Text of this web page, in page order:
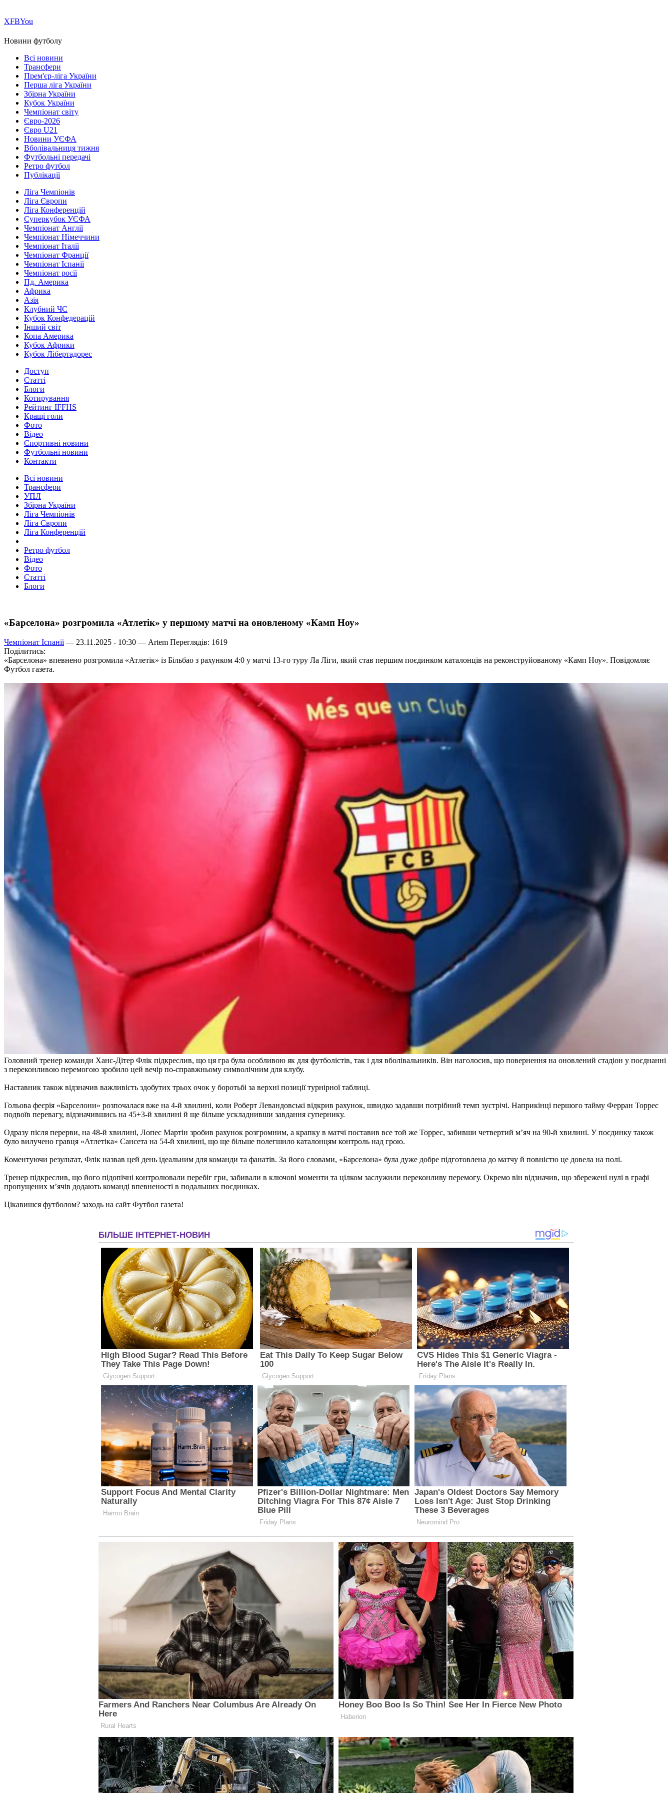
ХFBYou
Новини футболу
Всі новини
Трансфери
Прем'єр-ліга України
Перша ліга України
Збірна України
Кубок України
Чемпіонат світу
Євро-2026
Євро U21
Новини УЄФА
Вболівальниця тижня
Футбольні передачі
Ретро футбол
Публікації
Ліга Чемпіонів
Ліга Європи
Ліга Конференцій
Суперкубок УЄФА
Чемпіонат Англії
Чемпіонат Німеччини
Чемпіонат Італії
Чемпіонат Франції
Чемпіонат Іспанії
Чемпіонат росії
Пд. Америка
Африка
Азія
Клубний ЧС
Кубок Конфедерацій
Інший світ
Копа Америка
Кубок Африки
Кубок Лібертадорес
Доступ
Статті
Блоги
Котирування
Рейтинг IFFHS
Кращі голи
Фото
Відео
Спортивні новини
Футбольні новини
Контакти
Всі новини
Трансфери
УПЛ
Збірна України
Ліга Чемпіонів
Ліга Європи
Ліга Конференцій
Ретро футбол
Відео
Фото
Статті
Блоги
«Барселона» розгромила «Атлетік» у першому матчі на оновленому «Камп Ноу»
Чемпіонат Іспанії— 23.11.2025 - 10:30 — Artem Переглядів: 1619
Поділитись:
«Барселона» впевнено розгромила «Атлетік» із Більбао з рахунком 4:0 у матчі 13-го туру Ла Ліги, який став першим поєдинком каталонців на реконструйованому «Камп Ноу». Повідомляє
Футбол газета.
Головний тренер команди Ханс-Дітер Флік підкреслив, що ця гра була особливою як для футболістів, так і для вболівальників. Він наголосив, що повернення на оновлений стадіон у поєднанні
з переконливою перемогою зробило цей вечір по-справжньому символічним для клубу.
Наставник також відзначив важливість здобутих трьох очок у боротьбі за верхні позиції турнірної таблиці.​
Гольова феєрія «Барселони» розпочалася вже на 4-й хвилині, коли Роберт Левандовські відкрив рахунок, швидко задавши потрібний темп зустрічі. Наприкінці першого тайму Ферран Торрес
подвоїв перевагу, відзначившись на 45+3-й хвилині й ще більше ускладнивши завдання супернику.
Одразу після перерви, на 48-й хвилині, Лопес Мартін зробив рахунок розгромним, а крапку в матчі поставив все той же Торрес, забивши четвертий м’яч на 90-й хвилині. У поєдинку також
було вилучено гравця «Атлетіка» Санcета на 54-й хвилині, що ще більше полегшило каталонцям контроль над грою.​
Коментуючи результат, Флік назвав цей день ідеальним для команди та фанатів. За його словами, «Барселона» була дуже добре підготовлена до матчу й повністю це довела на полі.
Тренер підкреслив, що його підопічні контролювали перебіг гри, забивали в ключові моменти та цілком заслужили переконливу перемогу. Окремо він відзначив, що збережені нулі в графі
пропущених м’ячів додають команді впевненості в подальших поєдинках.​
Цікавишся футболом? заходь на сайт Футбол газета!